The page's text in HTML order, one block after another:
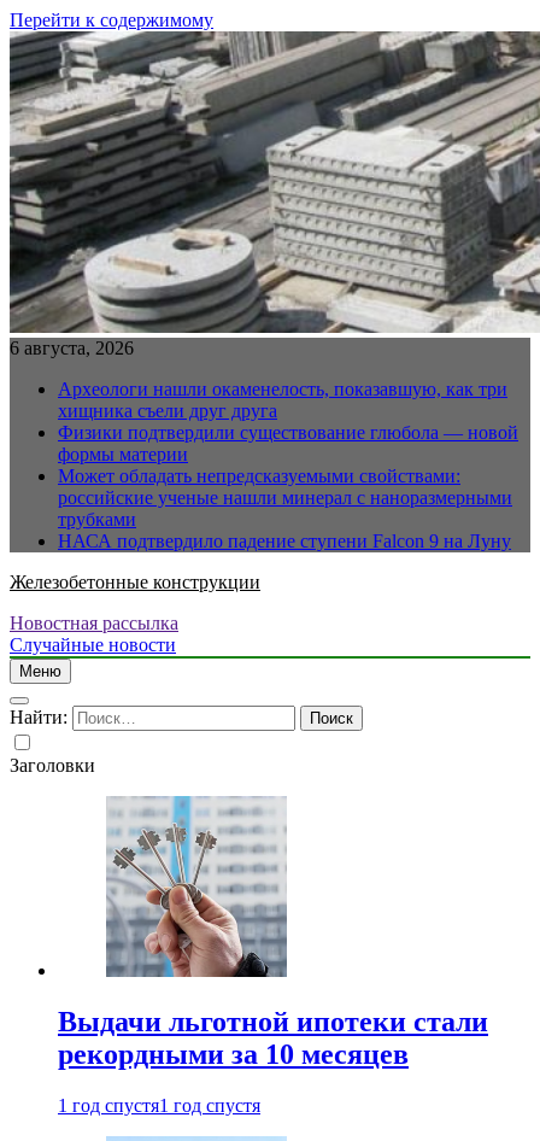
Перейти к содержимому
6 августа, 2026
Археологи нашли окаменелость, показавшую, как три
хищника съели друг друга
Физики подтвердили существование глюбола — новой
формы материи
Может обладать непредсказуемыми свойствами:
российские ученые нашли минерал с наноразмерными
трубками
НАСА подтвердило падение ступени Falcon 9 на Луну
Железобетонные конструкции
Новостная рассылка
Случайные новости
Меню
Найти:
Заголовки
Выдачи льготной ипотеки стали
рекордными за 10 месяцев
1 год спустя1 год спустя